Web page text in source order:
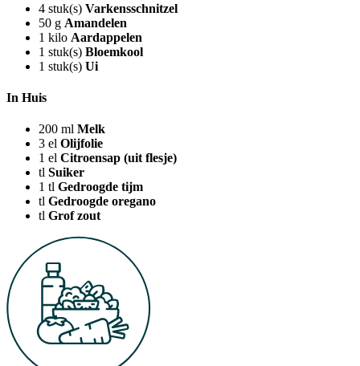
4 stuk(s) Varkensschnitzel
50 g Amandelen
1 kilo Aardappelen
1 stuk(s) Bloemkool
1 stuk(s) Ui
In Huis
200 ml Melk
3 el Olijfolie
1 el Citroensap (uit flesje)
tl Suiker
1 tl Gedroogde tijm
tl Gedroogde oregano
tl Grof zout